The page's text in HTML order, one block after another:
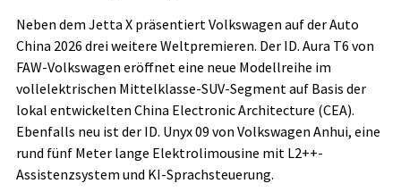
Neben dem Jetta X präsentiert Volkswagen auf der Auto
China 2026 drei weitere Weltpremieren. Der ID. Aura T6 von
FAW-Volkswagen eröffnet eine neue Modellreihe im
vollelektrischen Mittelklasse-SUV-Segment auf Basis der
lokal entwickelten China Electronic Architecture (CEA).
Ebenfalls neu ist der ID. Unyx 09 von Volkswagen Anhui, eine
rund fünf Meter lange Elektrolimousine mit L2++-
Assistenzsystem und KI-Sprachsteuerung.